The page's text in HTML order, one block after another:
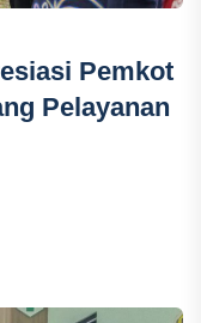
Pemkot
Pelayanan